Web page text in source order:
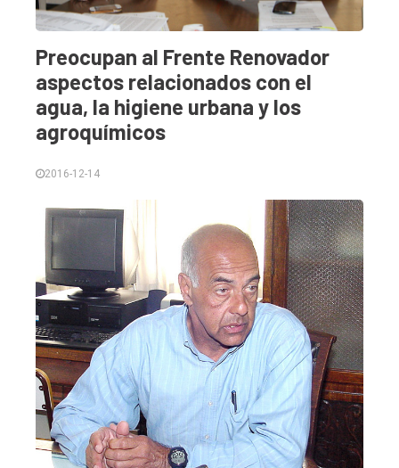
Preocupan al Frente Renovador
aspectos relacionados con el
agua, la higiene urbana y los
agroquímicos
2016-12-14